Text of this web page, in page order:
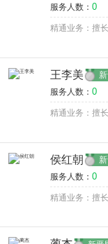
服务人数： 0
精通业务：擅
王李美
服务人数： 0
精通业务：擅
侯红朝
服务人数： 0
精通业务：擅